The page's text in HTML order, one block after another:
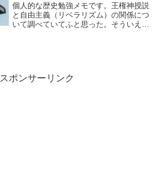
個人的な歴史勉強メモです。王権神授説
と自由主義（リベラリズム）の関係につ
いて調べていてふと思った。そういえ
スポンサーリンク